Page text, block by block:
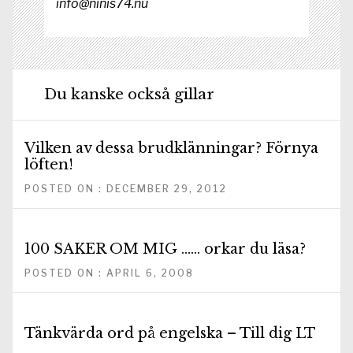
info@ninis74.nu
Du kanske också gillar
Vilken av dessa brudklänningar? Förnya
löften!
POSTED ON : DECEMBER 29, 2012
100 SAKER OM MIG …… orkar du läsa?
POSTED ON : APRIL 6, 2008
Tänkvärda ord på engelska – Till dig LT